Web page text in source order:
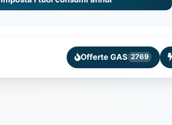
Offerte GAS 2769